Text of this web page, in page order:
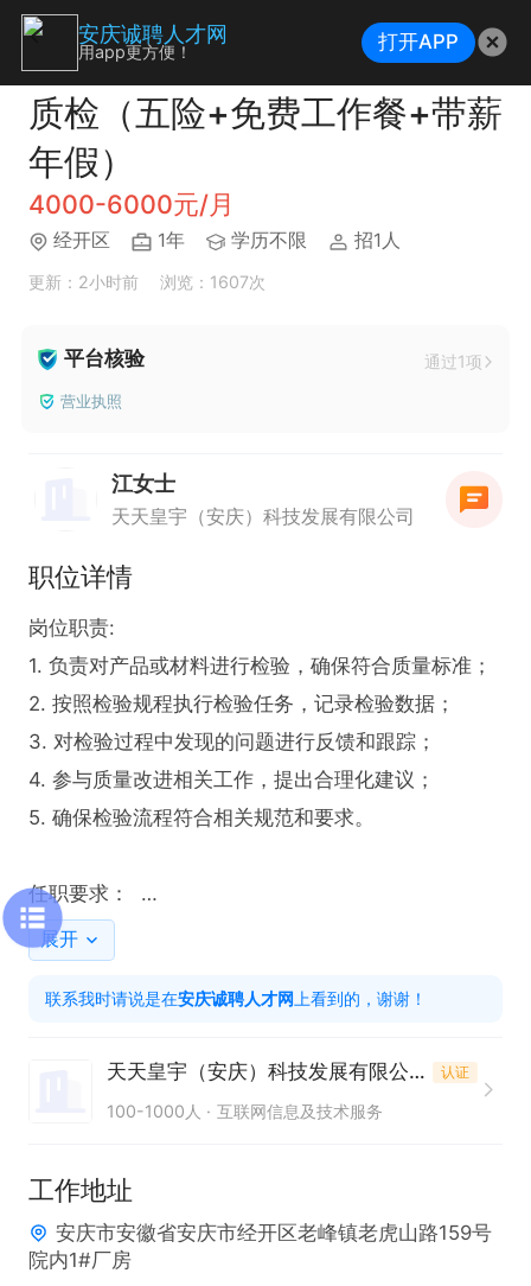
质检（五险+免费工作餐+带薪
年假）
4000-6000元/月
经开区 1年 学历不限 招1人
更新：2小时前 浏览：1607次
平台核验 通过1项
营业执照
江女士
天天皇宇（安庆）科技发展有限公司
职位详情
岗位职责:
1. 负责对产品或材料进行检验，确保符合质量标准；
2. 按照检验规程执行检验任务，记录检验数据；
3. 对检验过程中发现的问题进行反馈和跟踪；
4. 参与质量改进相关工作，提出合理化建议；
5. 确保检验流程符合相关规范和要求。
任职要求：
1. 具备基本的质量检验知识，能够执行常规检验操
作；
2. 工作认真细致，具备较强的责任意识；
4. 具有良好的沟通能力，能与相关部门协作；
展开
联系我时请说是在安庆诚聘人才网 上看到的，谢谢！
天天皇宇（安庆）科技发展有限公司 认证
100-1000人 互联网信息及技术服务
工作地址
安庆市安徽省安庆市经开区老峰镇老虎山路159号
院内1#厂房
安庆诚聘人才网
用app更方便！ 打开APP